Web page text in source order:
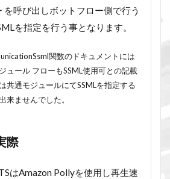
を呼び出しボットフロー側で行う
を指定を行う事となります。
関数のドキュメントには
ュール フローもSSML使用可との記載
共通モジュールにてSSMLを指定する
来ませんでした。
際
はAmazon Pollyを使用し再生速